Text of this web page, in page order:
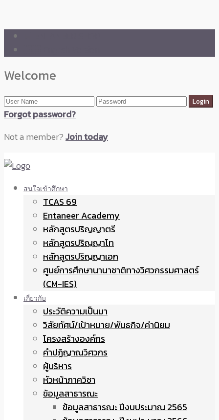
Welcome
Forgot password?
Not a member?Join today
สนใจเข้าศึกษา
TCAS 69
Entaneer Academy
หลักสูตรปริญญาตรี
หลักสูตรปริญญาโท
หลักสูตรปริญญาเอก
ศูนย์การศึกษานานาชาติทางวิศวกรรมศาสตร์
(CM-IES)
เกี่ยวกับ
ประวัติความเป็นมา
วิสัยทัศน์/เป้าหมาย/พันธกิจ/ค่านิยม
โครงสร้างองค์กร
คำปฏิญาณวิศวกร
ผู้บริหาร
หัวหน้าภาควิชา
ข้อมูลสาธารณะ
ข้อมูลสาธารณะ ปีงบประมาณ 2565